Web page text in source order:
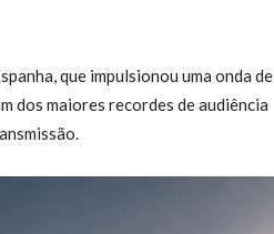
que impulsionou uma onda de
dos maiores recordes de audiência